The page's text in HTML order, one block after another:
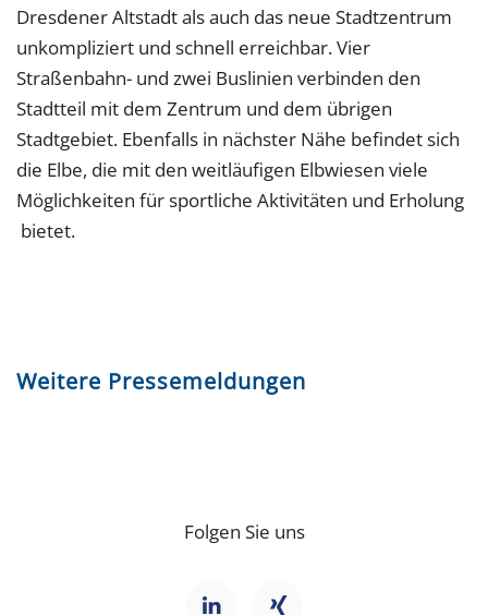
Dresdener Altstadt als auch das neue Stadtzentrum
unkompliziert und schnell erreichbar. Vier
Straßenbahn- und zwei Buslinien verbinden den
Stadtteil mit dem Zentrum und dem übrigen
Stadtgebiet. Ebenfalls in nächster Nähe befindet sich
die Elbe, die mit den weitläufigen Elbwiesen viele
Möglichkeiten für sportliche Aktivitäten und Erholung
bietet.
Weitere Pressemeldungen
Folgen Sie uns